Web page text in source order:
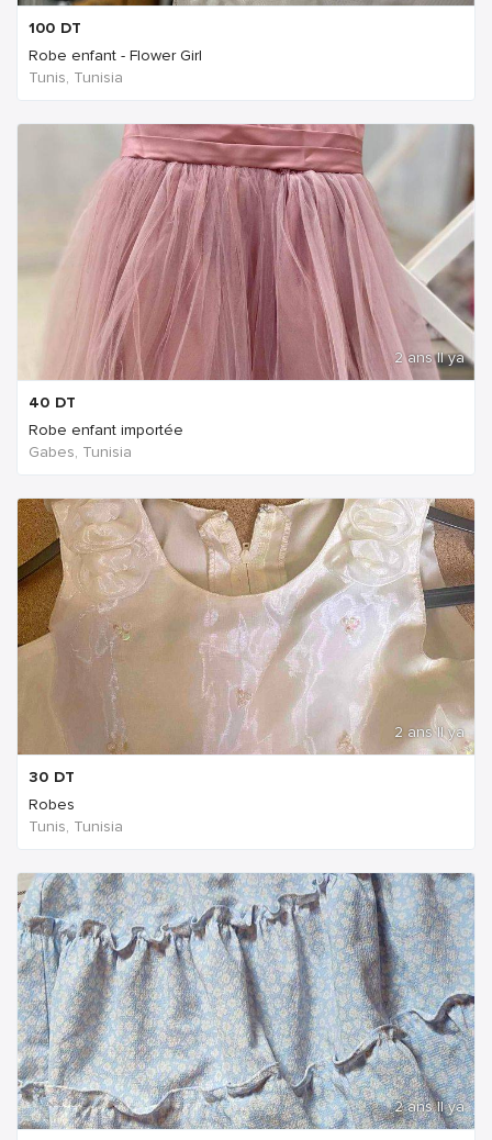
100 DT
Robe enfant - Flower Girl
Tunis, Tunisia
2 ans Il ya
40 DT
Robe enfant importée
Gabes, Tunisia
2 ans Il ya
30 DT
Robes
Tunis, Tunisia
2 ans Il ya